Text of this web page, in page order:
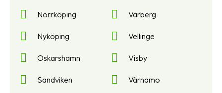
Norrköping
Nyköping
Oskarshamn
Sandviken
Varberg
Vellinge
Visby
Värnamo